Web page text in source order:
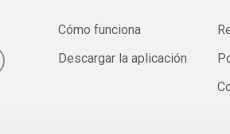
Cómo funciona
Descargar la aplicación